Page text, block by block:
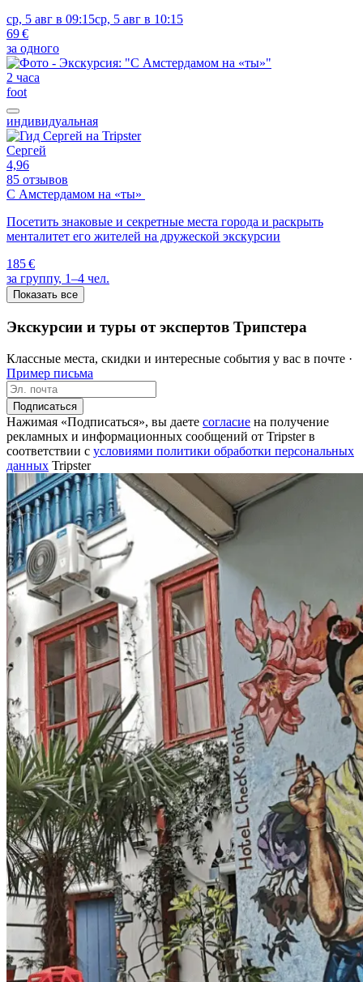
ср, 5 авг в 09:15ср, 5 авг в 10:15
69 €
за одного
2 часа
foot
индивидуальная
Сергей
4,96
85 отзывов
С Амстердамом на «ты»
Посетить знаковые и секретные места города и раскрыть
менталитет его жителей на дружеской экскурсии
185 €
за группу, 1–4 чел.
Показать все
Экскурсии и туры от экспертов Трипстера
Классные места, скидки и интересные события у вас в почте ·
Пример письма
Подписаться
Нажимая «Подписаться», вы даете согласие на получение
рекламных и информационных сообщений от Tripster в
соответствии c условиями политики обработки персональных
данных Tripster